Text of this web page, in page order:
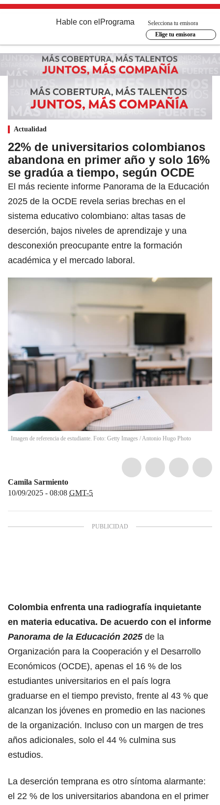
Hable con el Programa
Selecciona tu emisora
Elige tu emisora
Actualidad
22% de universitarios colombianos
abandona en primer año y solo 16%
se gradúa a tiempo, según OCDE
El más reciente informe Panorama de la Educación
2025 de la OCDE revela serias brechas en el
sistema educativo colombiano: altas tasas de
deserción, bajos niveles de aprendizaje y una
desconexión preocupante entre la formación
académica y el mercado laboral.
Imagen de referencia de estudiante. Foto: Getty Images /Antonio Hugo Photo
Camila Sarmiento
10/09/2025 - 08:08 GMT-5
Colombia enfrenta una radiografía inquietante
en materia educativa. De acuerdo con el informe
Panorama de la Educación 2025de la
Organización para la Cooperación y el Desarrollo
Económicos (OCDE), apenas el 16 % de los
estudiantes universitarios en el país logra
graduarse en el tiempo previsto, frente al 43 % que
alcanzan los jóvenes en promedio en las naciones
de la organización. Incluso con un margen de tres
años adicionales, solo el 44 % culmina sus
estudios.
La deserción temprana es otro síntoma alarmante:
el 22 % de los universitarios abandona en el primer